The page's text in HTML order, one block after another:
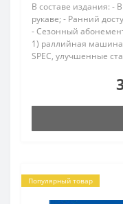
В составе издания: -
рукаве; - Ранний
- Cезонный
1) раллийная машина
SPEC, улучшенные
Популярный товар